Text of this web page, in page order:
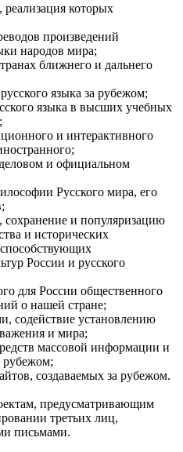
реализация которых
произведений
народов мира;
ближнего и дальнего
языка за рубежом;
языка в высших учебных
и интерактивного
и официальном
Русского мира, его
сохранение и популяризацию
и исторических
России и русского
для России общественного
о нашей стране;
содействие установлению
и мира;
массовой информации и
рубежом;
создаваемых за рубежом.
предусматривающим
третьих лиц,
письмами.